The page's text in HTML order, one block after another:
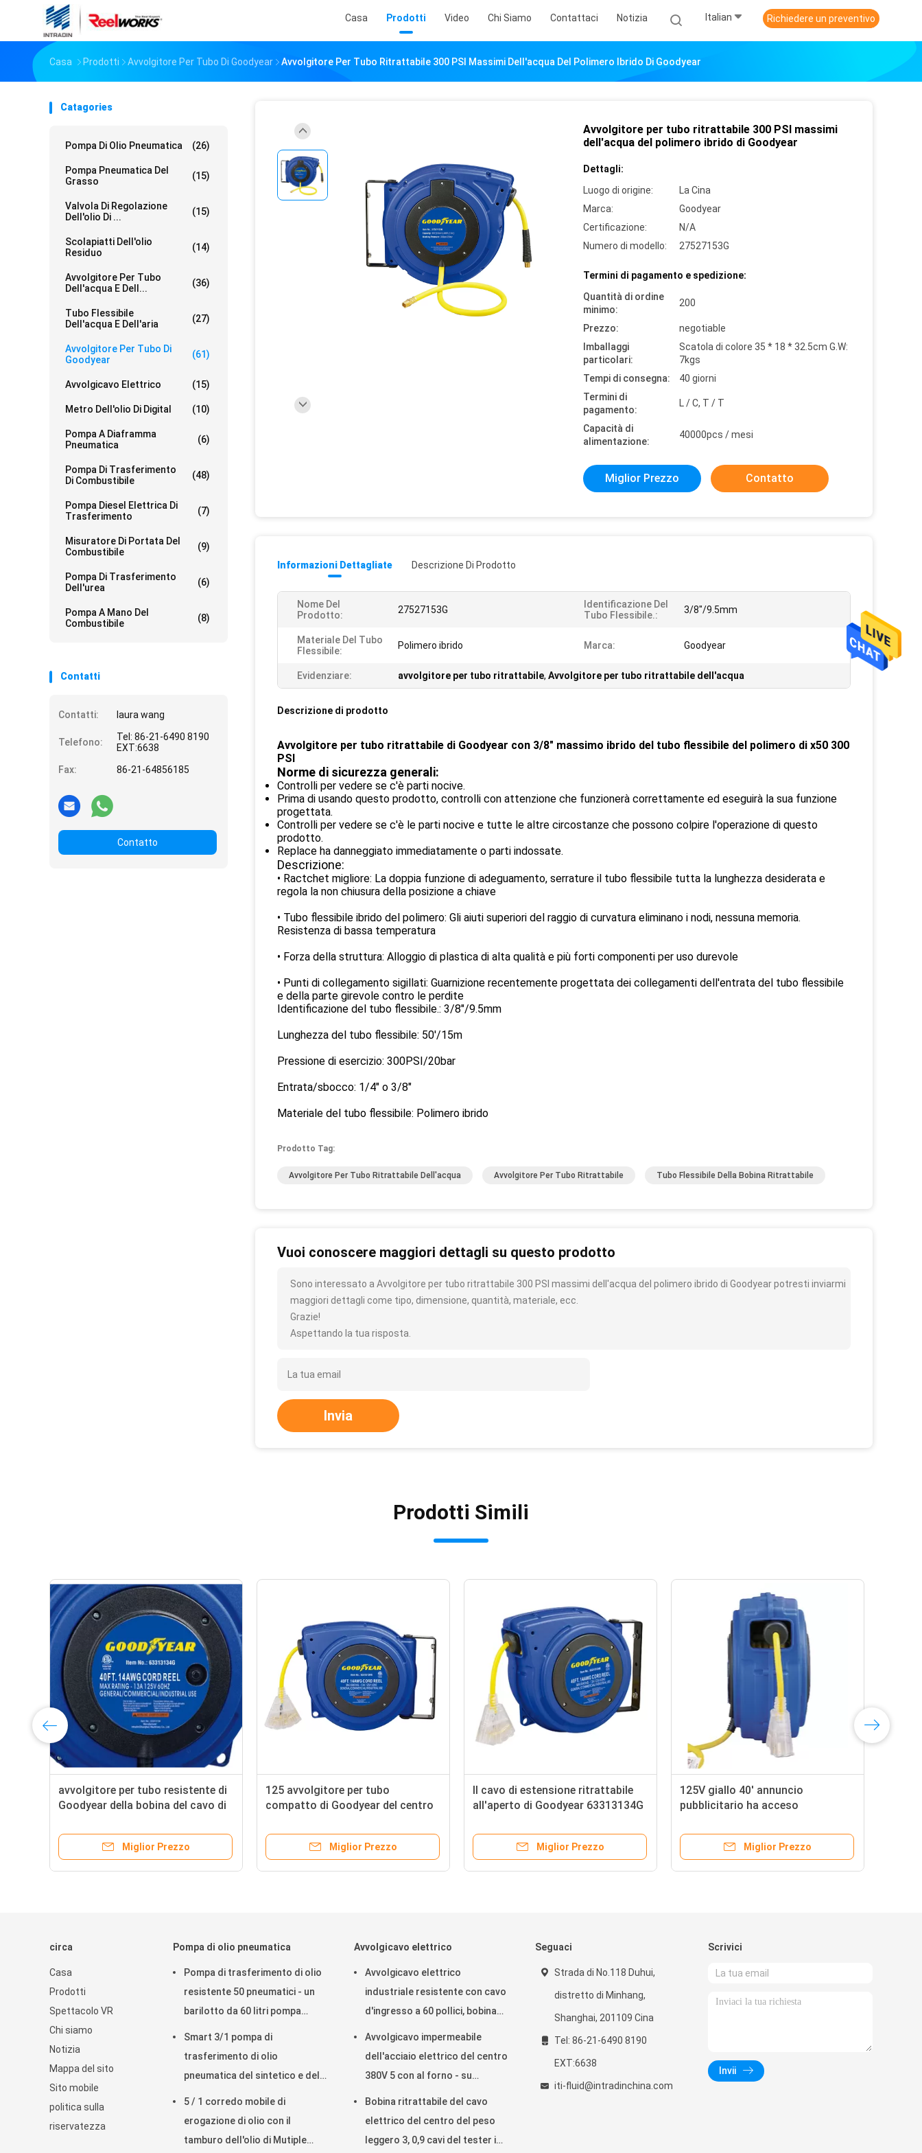
Casa Prodotti Video Chi Siamo Contattaci Notizia Italian Richiedere un preventivo
Casa Prodotti Avvolgitore Per Tubo Di Goodyear Avvolgitore Per Tubo Ritrattabile 300 PSI Massimi Dell'acqua Del Polimero Ibrido Di Goodyear
Catagories
Pompa Di Olio Pneumatica (26)
Pompa Pneumatica Del
Grasso
(15)
Valvola Di Regolazione
Dell'olio Di ...
(15)
Scolapiatti Dell'olio
Residuo
(14)
Avvolgitore Per Tubo
Dell'acqua E Dell...
(36)
Tubo Flessibile
Dell'acqua E Dell'aria
(27)
Avvolgitore Per Tubo Di
Goodyear
(61)
Avvolgicavo Elettrico (15)
Metro Dell'olio Di Digital (10)
Pompa A Diaframma
Pneumatica
(6)
Pompa Di Trasferimento
Di Combustibile
(48)
Pompa Diesel Elettrica Di
Trasferimento
(7)
Misuratore Di Portata Del
Combustibile
(9)
Pompa Di Trasferimento
Dell'urea
(6)
Pompa A Mano Del
Combustibile
(8)
Contatti
Contatti: laura wang
Telefono:
Tel: 86-21-6490 8190
EXT:6638
Fax:
86-21-64856185
Contatto
Avvolgitore per tubo ritrattabile 300 PSI massimi
dell'acqua del polimero ibrido di Goodyear
Dettagli:
Luogo di origine:
La Cina
Marca:
Goodyear
Certificazione:
N/A
Numero di modello:
27527153G
Termini di pagamento e spedizione:
Quantità di ordine
minimo:
200
Prezzo:
negotiable
Imballaggi
particolari:
Scatola di colore 35 * 18 * 32.5cm G.W:
7kgs
Tempi di consegna:
40 giorni
Termini di
pagamento:
L / C, T / T
Capacità di
alimentazione:
40000pcs / mesi
Miglior Prezzo Contatto
Informazioni Dettagliate Descrizione Di Prodotto
Nome Del
Prodotto:
27527153G
Identificazione Del
Tubo Flessibile.:
3/8"/9.5mm
Materiale Del Tubo
Flessibile:
Polimero ibrido Marca: Goodyear
Evidenziare: avvolgitore per tubo ritrattabile, Avvolgitore per tubo ritrattabile dell'acqua
Descrizione di prodotto
Avvolgitore per tubo ritrattabile di Goodyear con 3/8" massimo ibrido del tubo flessibile del polimero di x50 300
PSI
Norme di sicurezza generali:
Controlli per vedere se c'è parti nocive.
Prima di usando questo prodotto, controlli con attenzione che funzionerà correttamente ed eseguirà la sua funzione
progettata.
Controlli per vedere se c'è le parti nocive e tutte le altre circostanze che possono colpire l'operazione di questo
prodotto.
Replace ha danneggiato immediatamente o parti indossate.
Descrizione:
• Ractchet migliore: La doppia funzione di adeguamento, serrature il tubo flessibile tutta la lunghezza desiderata e
regola la non chiusura della posizione a chiave
• Tubo flessibile ibrido del polimero: Gli aiuti superiori del raggio di curvatura eliminano i nodi, nessuna memoria.
Resistenza di bassa temperatura
• Forza della struttura: Alloggio di plastica di alta qualità e più forti componenti per uso durevole
• Punti di collegamento sigillati: Guarnizione recentemente progettata dei collegamenti dell'entrata del tubo flessibile
e della parte girevole contro le perdite
Identificazione del tubo flessibile.: 3/8"/9.5mm
Lunghezza del tubo flessibile: 50'/15m
Pressione di esercizio: 300PSI/20bar
Entrata/sbocco: 1/4" o 3/8"
Materiale del tubo flessibile: Polimero ibrido
Prodotto Tag:
Avvolgitore Per Tubo Ritrattabile Dell'acqua Avvolgitore Per Tubo Ritrattabile Tubo Flessibile Della Bobina Ritrattabile
Vuoi conoscere maggiori dettagli su questo prodotto
Sono interessato a Avvolgitore per tubo ritrattabile 300 PSI massimi dell'acqua del polimero ibrido di Goodyear potresti inviarmi
maggiori dettagli come tipo, dimensione, quantità, materiale, ecc.
Grazie!
Aspettando la tua risposta.
Invia
Prodotti Simili
avvolgitore per tubo resistente di
Goodyear della bobina del cavo di
40ft con il connettore acceso LED
Miglior Prezzo
125 avvolgitore per tubo
compatto di Goodyear del centro
di risistemazione
Miglior Prezzo
Il cavo di estensione ritrattabile
all'aperto di Goodyear 63313134G
Miglior Prezzo
125V giallo 40' annuncio
pubblicitario ha acceso
con l'interruttore
Miglior Prezzo
circa
Casa
Prodotti
Spettacolo VR
Chi siamo
Notizia
Mappa del sito
Sito mobile
politica sulla
riservatezza
Pompa di olio pneumatica
Pompa di trasferimento di olio
resistente 50 pneumatici - un
barilotto da 60 litri pompa
Smart 3/1 pompa di
trasferimento di olio
pneumatica del sintetico e del
5 / 1 corredo mobile di
erogazione di olio con il
tamburo dell'olio di Mutiple
Avvolgicavo elettrico
Avvolgicavo elettrico
industriale resistente con cavo
d'ingresso a 60 pollici, bobina
Avvolgicavo impermeabile
dell'acciaio elettrico del centro
380V 5 con al forno - su
Bobina ritrattabile del cavo
elettrico del centro del peso
leggero 3, 0,9 cavi del tester in
Seguaci
Strada di No.118 Duhui,
distretto di Minhang,
Shanghai, 201109 Cina
Tel: 86-21-6490 8190
EXT:6638
iti-fluid@intradinchina.com
Scrivici
Invii